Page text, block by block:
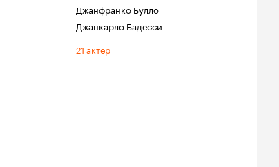
Джанфранко Булло
Джанкарло Бадесси
21 актер